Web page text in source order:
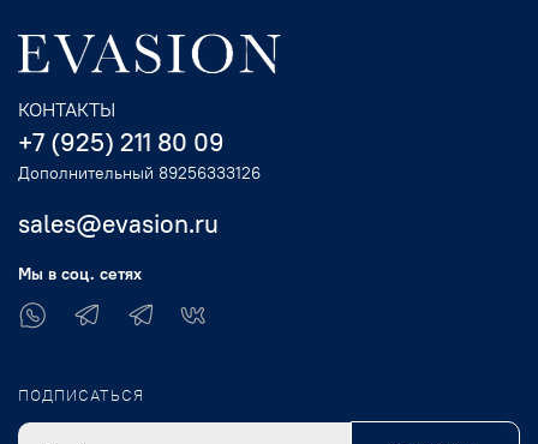
КОНТАКТЫ
+7 (925) 211 80 09
Дополнительный 89256333126
sales@evasion.ru
Мы в соц. сетях
ПОДПИСАТЬСЯ